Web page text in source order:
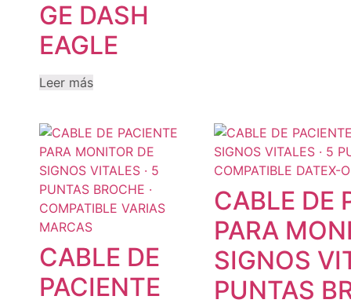
GE DASH
EAGLE
Leer más
CABLE DE
PACIENTE
CABLE DE
PARA
SIGNOS
PUNTAS